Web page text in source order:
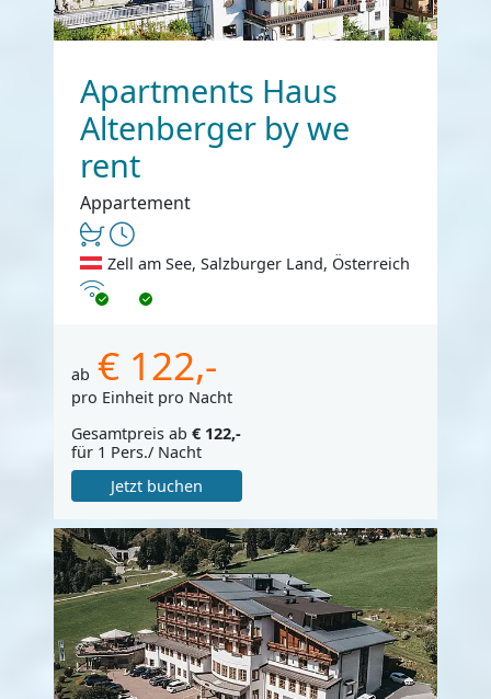
Apartments Haus
Altenberger by we
rent
Appartement
Zell am See, Salzburger Land, Österreich
Internet
ab € 122,-
pro Einheit pro Nacht
Gesamtpreis ab € 122,-
für 1 Pers./ Nacht
Jetzt buchen